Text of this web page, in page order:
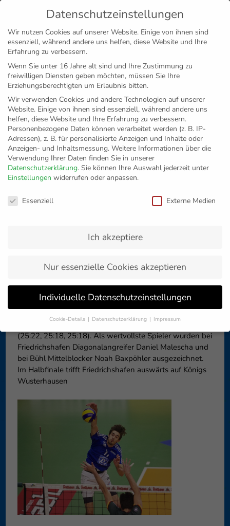
MENÜ
Disclaimer Impressum Datenschutz
Einen Schritt näher
Pokal und ist damit nur noch einen Schritt vom Finale in
Häfler Volleyballer gegen den TV Ingersoll Bühl mit 3:0
(25:22, 25:18, 25:18). Als wertvollste Spieler wurden bei
Friedrichshafen Diagonalangreifer Daniel Malescha und
bei Bühl Mittelblocker Noah Baxpöhler ausgezeichnet.
Im Halbfinale trifft Friedrichshafen auswärts auf Königs
Wusterhausen
Datenschutzeinstellungen
Wir nutzen Cookies auf unserer Website. Einige von ihnen sind
essenziell, während andere uns helfen, diese Website und Ihre
Erfahrung zu verbessern.
Wenn Sie unter 16 Jahre alt sind und Ihre Zustimmung zu
freiwilligen Diensten geben möchten, müssen Sie Ihre
Erziehungsberechtigten um Erlaubnis bitten.
Wir verwenden Cookies und andere Technologien auf unserer
Website. Einige von ihnen sind essenziell, während andere uns
helfen, diese Website und Ihre Erfahrung zu verbessern.
Personenbezogene Daten können verarbeitet werden (z. B. IP-
Adressen), z. B. für personalisierte Anzeigen und Inhalte oder
Anzeigen- und Inhaltsmessung. Weitere Informationen über die
Verwendung Ihrer Daten finden Sie in unserer
Datenschutzerklärung. Sie können Ihre Auswahl jederzeit unter
Einstellungen widerrufen oder anpassen.
Datenschutzeinstellungen
Essenziell Externe Medien
Ich akzeptiere
Nur essenzielle Cookies akzeptieren
Individuelle Datenschutzeinstellungen
Cookie-Details Datenschutzerklärung Impressum
Datenschutzeinstellungen
Wenn Sie unter 16 Jahre alt sind und Ihre Zustimmung zu
freiwilligen Diensten geben möchten, müssen Sie Ihre
Erziehungsberechtigten um Erlaubnis bitten.
Wir verwenden Cookies und andere Technologien auf unserer
helfen, diese Website und Ihre Erfahrung zu verbessern.
Personenbezogene Daten können verarbeitet werden (z. B. IP-
Adressen), z. B. für personalisierte Anzeigen und Inhalte oder
Anzeigen- und Inhaltsmessung. Weitere Informationen über die
Verwendung Ihrer Daten finden Sie in unserer
Datenschutzerklärung
Hier finden Sie eine Übersicht über alle verwendeten Cookies. Sie
können Ihre Einwilligung zu ganzen Kategorien geben oder sich
weitere Informationen anzeigen lassen und so nur bestimmte
Cookies auswählen.
Speichern Nur essenzielle Cookies akzeptieren